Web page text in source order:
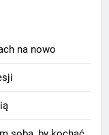
na nowo